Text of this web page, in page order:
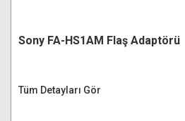
Sony FA-HS1AM Flaş Adaptörü
Tüm Detayları Gör